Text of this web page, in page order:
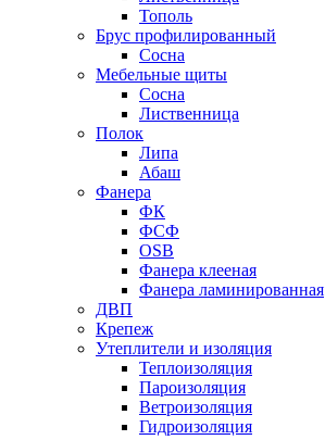
Тополь
Брус профилированный
Сосна
Мебельные щиты
Сосна
Лиственница
Полок
Липа
Абаш
Фанера
ФК
ФСФ
OSB
Фанера клееная
Фанера ламинированная
ДВП
Крепеж
Утеплители и изоляция
Теплоизоляция
Пароизоляция
Ветроизоляция
Гидроизоляция